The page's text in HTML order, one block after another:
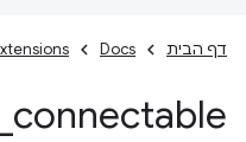
דף הבית Docs
connectable